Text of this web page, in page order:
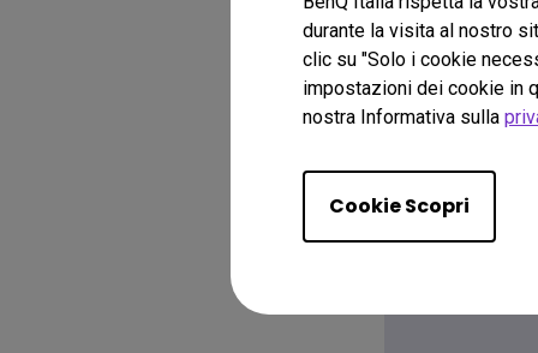
durante la visita al nostro
clic su "Solo i cookie
impostazioni dei cookie in
nostra Informativa sulla
Cookie Scopri
Hai